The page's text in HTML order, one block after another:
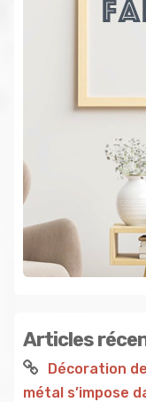
Articles
Décoration
métal s’impose